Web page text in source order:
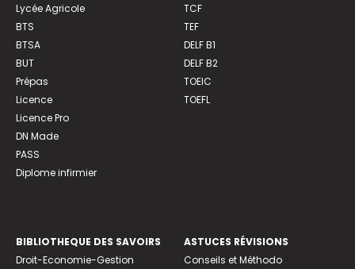
Lycée Agricole
BTS
BTSA
BUT
Prépas
Licence
Licence Pro
DN Made
PASS
Diplome infirmier
TCF
TEF
DELF B1
DELF B2
TOEIC
TOEFL
BIBLIOTHEQUE DES SAVOIRS
Droit-Economie-Gestion
ASTUCES RÉVISIONS
Conseils et Méthodo